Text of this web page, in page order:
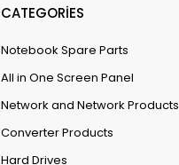
CATEGORİES
Notebook Spare Parts
All in One Screen Panel
Network and Network Products
Converter Products
Hard Drives